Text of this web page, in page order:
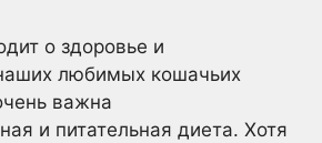
о здоровье и
любимых кошачьих
важна
и питательная диета. Хотя